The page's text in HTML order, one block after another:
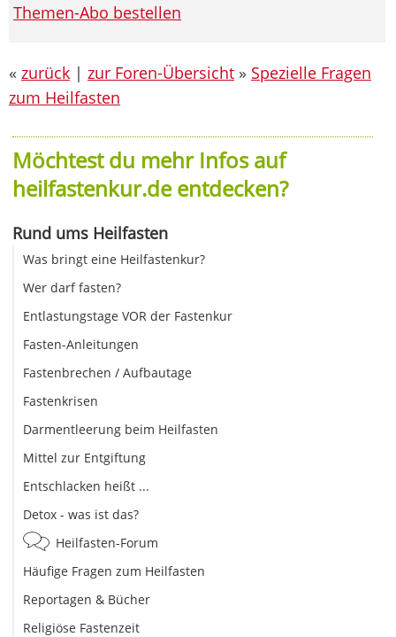
Themen-Abo bestellen
« zurück | zur Foren-Übersicht » Spezielle Fragen
zum Heilfasten
Möchtest du mehr Infos auf
heilfastenkur.de entdecken?
Rund ums Heilfasten
Was bringt eine Heilfastenkur?
Wer darf fasten?
Entlastungstage VOR der Fastenkur
Fasten-Anleitungen
Fastenbrechen / Aufbautage
Fastenkrisen
Darmentleerung beim Heilfasten
Mittel zur Entgiftung
Entschlacken heißt ...
Detox - was ist das?
Heilfasten-Forum
Häufige Fragen zum Heilfasten
Reportagen & Bücher
Religiöse Fastenzeit